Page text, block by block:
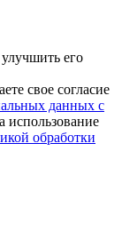
его
свое согласие
данных с
использование
обработки